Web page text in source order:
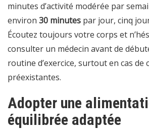
minutes d’activité modérée par
environ 30 minutes par jour, cinq
Écoutez toujours votre corps et
consulter un médecin avant de
routine d’exercice, surtout en cas de
préexistantes.
Adopter une
équilibrée adaptée